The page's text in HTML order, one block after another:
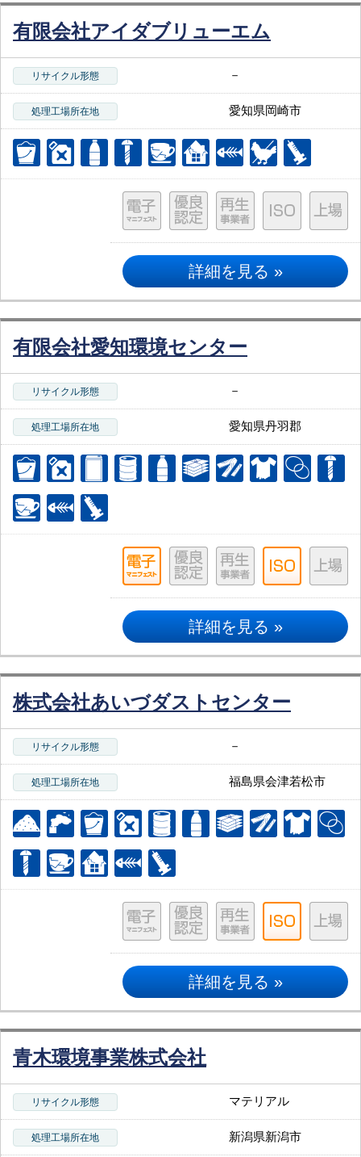
有限会社アイダブリューエム
リサイクル形態 －
処理工場所在地 愛知県岡崎市
詳細を見る »
有限会社愛知環境センター
リサイクル形態 －
処理工場所在地 愛知県丹羽郡
詳細を見る »
株式会社あいづダストセンター
リサイクル形態 －
処理工場所在地 福島県会津若松市
詳細を見る »
青木環境事業株式会社
リサイクル形態 マテリアル
処理工場所在地 新潟県新潟市